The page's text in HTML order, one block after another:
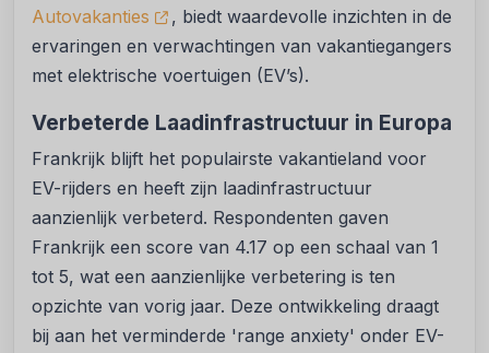
Autovakanties
, biedt waardevolle inzichten in de
ervaringen en verwachtingen van vakantiegangers
met elektrische voertuigen (EV’s).
Verbeterde Laadinfrastructuur in Europa
Frankrijk blijft het populairste vakantieland voor
EV-rijders en heeft zijn laadinfrastructuur
aanzienlijk verbeterd. Respondenten gaven
Frankrijk een score van 4.17 op een schaal van 1
tot 5, wat een aanzienlijke verbetering is ten
opzichte van vorig jaar. Deze ontwikkeling draagt
bij aan het verminderde 'range anxiety' onder EV-